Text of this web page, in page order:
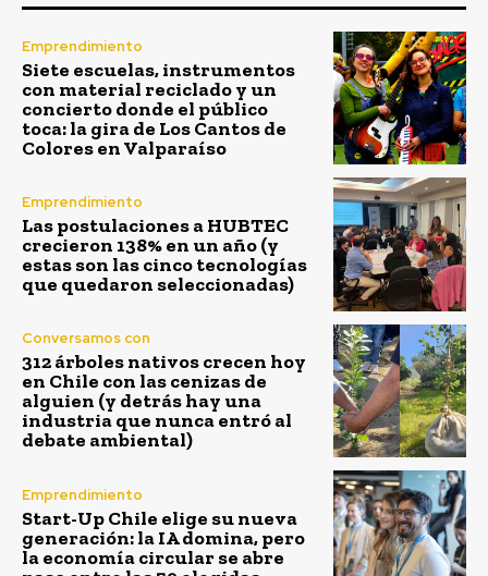
Emprendimiento
Siete escuelas, instrumentos
con material reciclado y un
concierto donde el público
toca: la gira de Los Cantos de
Colores en Valparaíso
Emprendimiento
Las postulaciones a HUBTEC
crecieron 138% en un año (y
estas son las cinco tecnologías
que quedaron seleccionadas)
Conversamos con
312 árboles nativos crecen hoy
en Chile con las cenizas de
alguien (y detrás hay una
industria que nunca entró al
debate ambiental)
Emprendimiento
Start-Up Chile elige su nueva
generación: la IA domina, pero
la economía circular se abre